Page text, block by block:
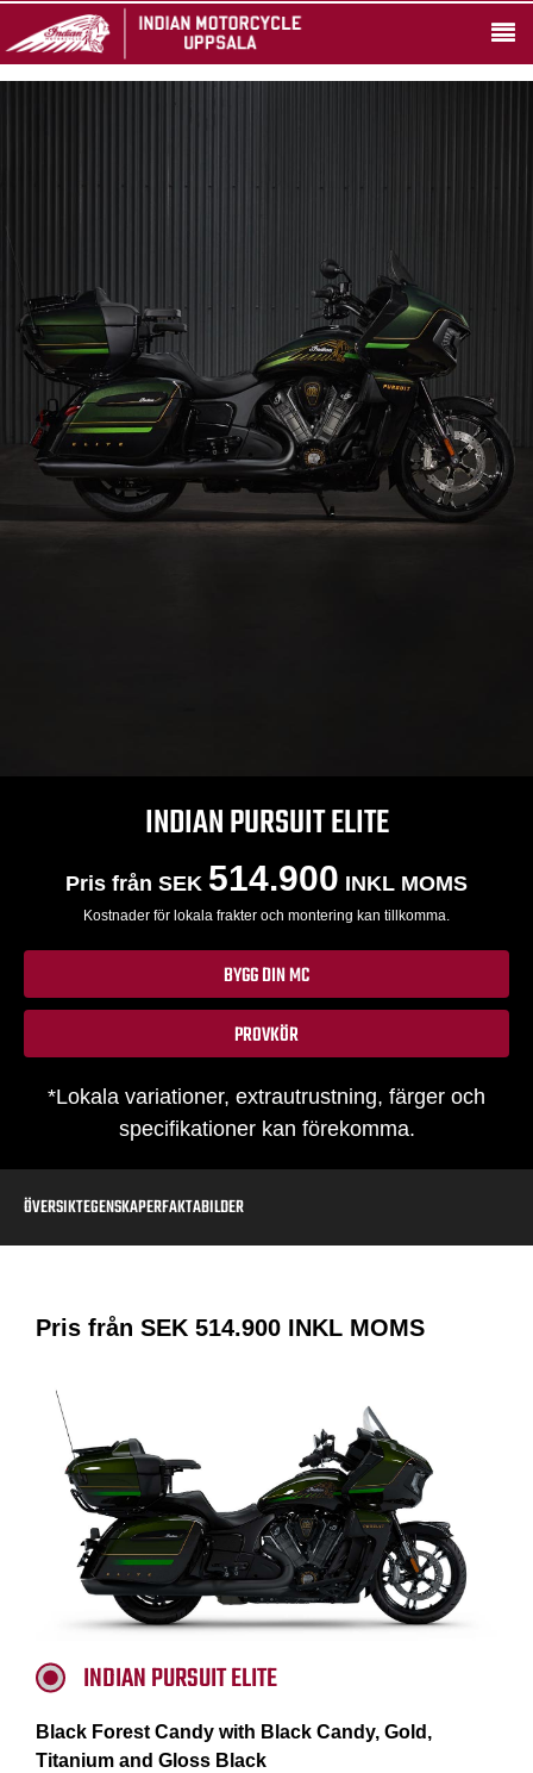
INDIAN PURSUIT ELITE
Pris från SEK 514.900 INKL MOMS
Kostnader för lokala frakter och montering kan tillkomma.
BYGG DIN MC
PROVKÖR
*Lokala variationer, extrautrustning, färger och
specifikationer kan förekomma.
ÖVERSIKTEGENSKAPERFAKTABILDER
Pris från SEK 514.900 INKL MOMS
INDIAN PURSUIT ELITE
Black Forest Candy with Black Candy, Gold,
Titanium and Gloss Black